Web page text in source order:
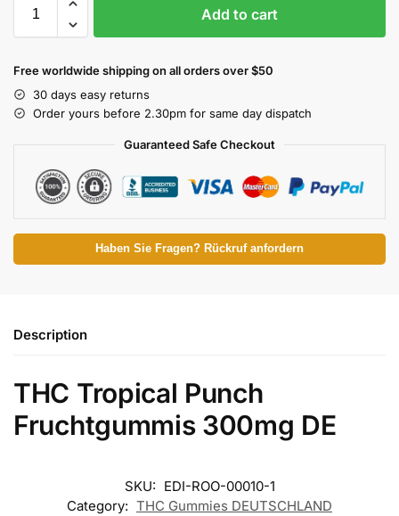
Add to cart
Free worldwide shipping on all orders over $50
30 days easy returns
Order yours before 2.30pm for same day dispatch
Guaranteed Safe Checkout
Haben Sie Fragen? Rückruf anfordern
Description
THC Tropical Punch
Fruchtgummis 300mg DE
SKU: EDI-ROO-00010-1
Category: THC Gummies DEUTSCHLAND